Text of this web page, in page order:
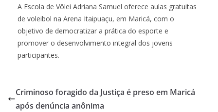
A Escola de Vôlei Adriana Samuel oferece aulas gratuitas
de voleibol na Arena Itaipuaçu, em Maricá, com o
objetivo de democratizar a prática do esporte e
promover o desenvolvimento integral dos jovens
participantes.
Criminoso foragido da Justiça é preso em Maricá
após denúncia anônima